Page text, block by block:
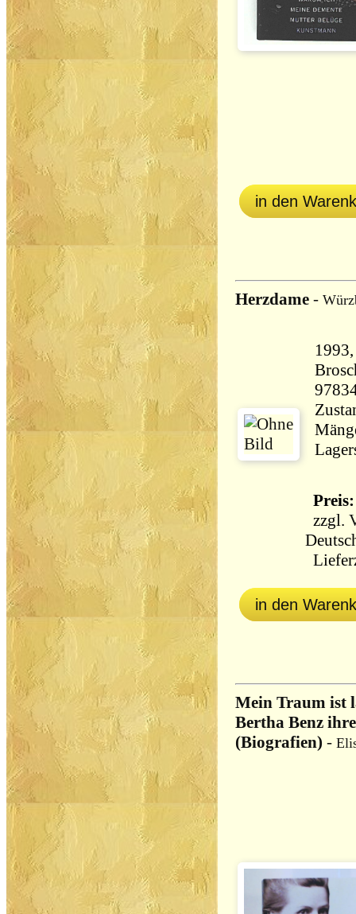
in den
Herzdame -
zzgl.
in den
Mein Traum ist
Bertha Benz
(Biografien) -